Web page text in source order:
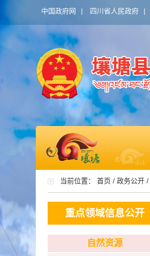
中国政府网 | 四川省人民政府 |
当前位置： 首页 / 政务公开 /
重点领域信息公开
自然资源